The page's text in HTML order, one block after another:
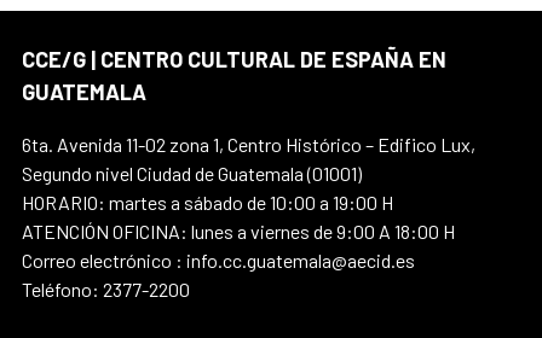
CCE/G | CENTRO CULTURAL DE ESPAÑA EN
GUATEMALA
6ta. Avenida 11-02 zona 1, Centro Histórico – Edifico Lux,
Segundo nivel Ciudad de Guatemala (01001)
HORARIO: martes a sábado de 10:00 a 19:00 H
ATENCIÓN OFICINA: lunes a viernes de 9:00 A 18:00 H
Correo electrónico : info.cc.guatemala@aecid.es
Teléfono: 2377-2200